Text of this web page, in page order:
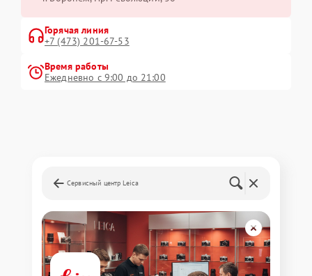
Горячая линия
+7 (473) 201-67-53
Время работы
Ежедневно с 9:00 до 21:00
Сервисный центр Leica